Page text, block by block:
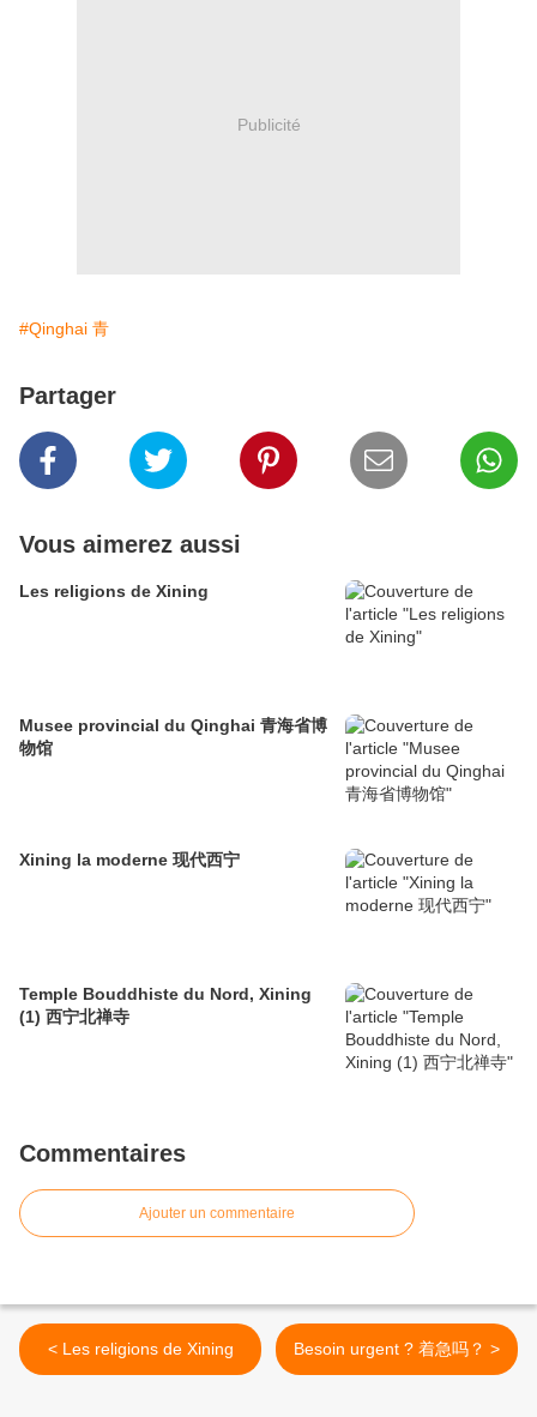
Publicité
#Qinghai 青
Partager
Vous aimerez aussi
Les religions de Xining
Musee provincial du Qinghai 青海省博
物馆
Xining la moderne 现代西宁
Temple Bouddhiste du Nord, Xining
(1) 西宁北禅寺
Commentaires
Ajouter un commentaire
< Les religions de Xining Besoin urgent ? 着急吗？ >